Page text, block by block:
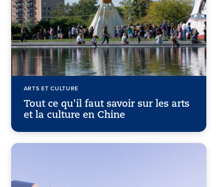
ARTS ET CULTURE
Tout ce qu'il faut savoir sur les arts
et la culture en Chine